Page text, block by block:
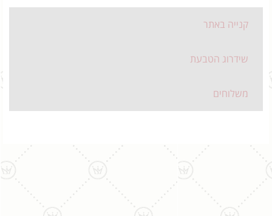
קנייה באתר
שידרוג הטבעת
משלוחים